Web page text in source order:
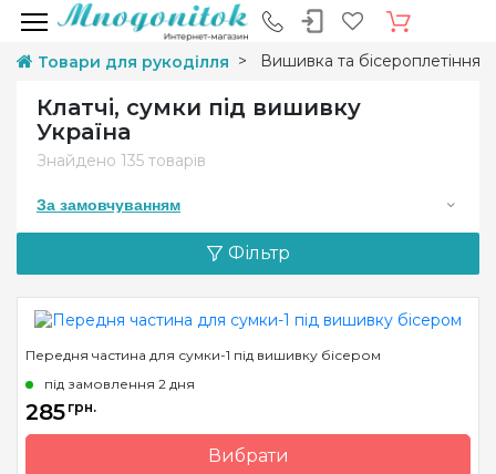
Товари для рукоділля Вишивка та бісероплетіння
Клатчі, сумки під вишивку
Україна
Знайдено 135 товарів
За замовчуванням
Фільтр
Передня частина для сумки-1 під вишивку бісером
під замовлення 2 дня
285 грн.
Вибрати